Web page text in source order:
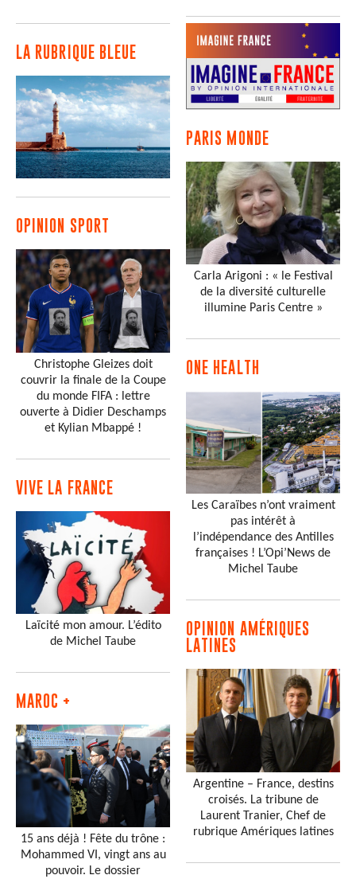
LA RUBRIQUE BLEUE
OPINION SPORT
Christophe Gleizes doit
couvrir la finale de la Coupe
du monde FIFA : lettre
ouverte à Didier Deschamps
et Kylian Mbappé !
VIVE LA FRANCE
Laïcité mon amour. L’édito
de Michel Taube
MAROC +
15 ans déjà ! Fête du trône :
Mohammed VI, vingt ans au
pouvoir. Le dossier
PARIS MONDE
Carla Arigoni : « le Festival
de la diversité culturelle
illumine Paris Centre »
ONE HEALTH
Les Caraïbes n’ont vraiment
pas intérêt à
l’indépendance des Antilles
françaises ! L’Opi’News de
Michel Taube
OPINION AMÉRIQUES
LATINES
Argentine – France, destins
croisés. La tribune de
Laurent Tranier, Chef de
rubrique Amériques latines